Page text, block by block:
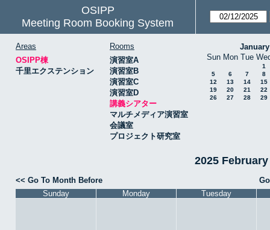
OSIPP
Meeting Room Booking System
Areas
OSIPP棟
千里エクステンション
Rooms
演習室A
演習室B
演習室C
演習室D
講義シアター
マルチメディア演習室
会議室
プロジェクト研究室
Sun Mon Tue
1
5
6 7
8
12
13 14
15
19
20 21
22
26
27 28 29
2025 February
<< Go To Month Before
Sunday
Monday Tuesday